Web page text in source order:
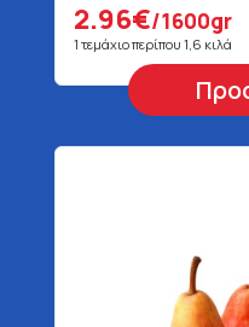
2.96€/1600gr
1 τεμάχιο περίπου 1,6 κιλά